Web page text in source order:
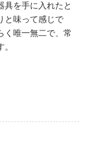
具を手に入れたと
と味って感じで
く唯一無二で、常